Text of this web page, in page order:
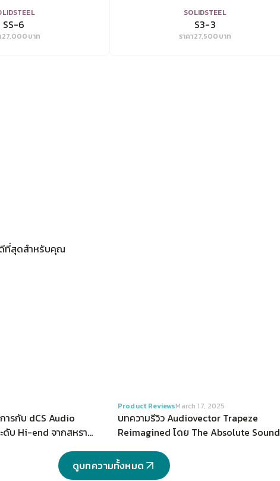
VIEW
SS-6
27,000บาท
VIEW
SOLIDSTEEL
S3-3
ราคา27,500บาท
ดีที่สุดสำหรับคุณ
ารกับ dCS Audio
ดับ Hi-end จากสหราช
VIEW
Product ReviewsMarch 17, 2025
บทความรีวิว Audiovector Trapeze
Reimagined โดย The Absolute Sound
เป็นการนำลำโพงตั้งพื้นรุ่น "Trapeze"
ดูบทความทั้งหมด